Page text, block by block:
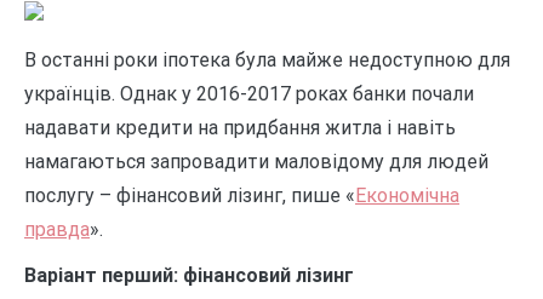
В останні роки іпотека була майже недоступною для
українців. Однак у 2016-2017 роках банки почали
надавати кредити на придбання житла і навіть
намагаються запровадити маловідому для людей
послугу – фінансовий лізинг, пише «Економічна
правда».
Варіант перший: фінансовий лізинг